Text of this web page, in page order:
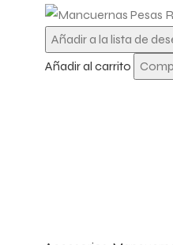
Añadir a la lista de
Añadir al carrito